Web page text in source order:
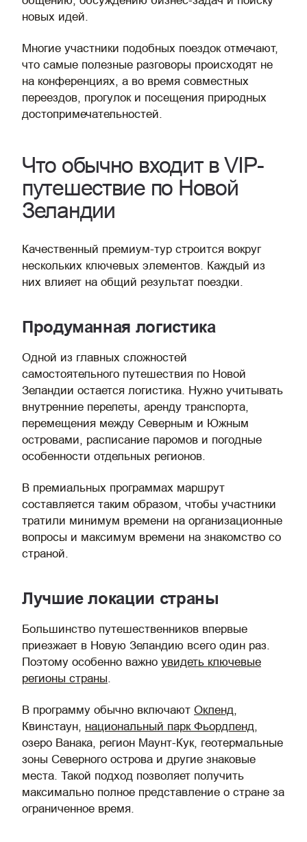
новых идей.
Многие участники подобных поездок отмечают,
что самые полезные разговоры происходят не
на конференциях, а во время совместных
переездов, прогулок и посещения природных
достопримечательностей.
Что обычно входит в VIP-
путешествие по Новой
Зеландии
Качественный премиум-тур строится вокруг
нескольких ключевых элементов. Каждый из
них влияет на общий результат поездки.
Продуманная логистика
Одной из главных сложностей
самостоятельного путешествия по Новой
Зеландии остается логистика. Нужно учитывать
внутренние перелеты, аренду транспорта,
перемещения между Северным и Южным
островами, расписание паромов и погодные
особенности отдельных регионов.
В премиальных программах маршрут
составляется таким образом, чтобы участники
тратили минимум времени на организационные
вопросы и максимум времени на знакомство со
страной.
Лучшие локации страны
Большинство путешественников впервые
приезжает в Новую Зеландию всего один раз.
Поэтому особенно важно увидеть ключевые
регионы страны.
В программу обычно включают Окленд,
Квинстаун, национальный парк Фьордленд,
озеро Ванака, регион Маунт-Кук, геотермальные
зоны Северного острова и другие знаковые
места. Такой подход позволяет получить
максимально полное представление о стране за
ограниченное время.